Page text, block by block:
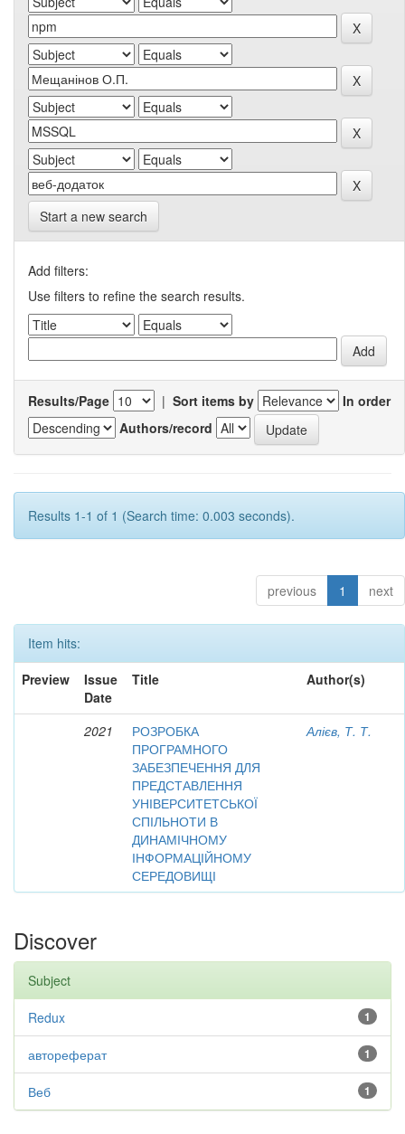
Start a new search
Add filters:
Use filters to refine the search results.
Results/Page | Sort items by
In order
Authors/record
Results 1-1 of 1 (Search time: 0.003 seconds).
previous 1 next
Item hits:
Preview
Issue
Date
Title Author(s)
2021
РОЗРОБКА
ПРОГРАМНОГО
ЗАБЕЗПЕЧЕННЯ ДЛЯ
ПРЕДСТАВЛЕННЯ
УНІВЕРСИТЕТСЬКОЇ
СПІЛЬНОТИ В
ДИНАМІЧНОМУ
ІНФОРМАЦІЙНОМУ
СЕРЕДОВИЩІ
Алієв, Т. Т.
Discover
Subject
1
Redux
1
автореферат
1
Веб